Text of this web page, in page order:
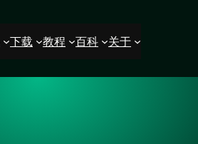
下载 教程 百科 关于